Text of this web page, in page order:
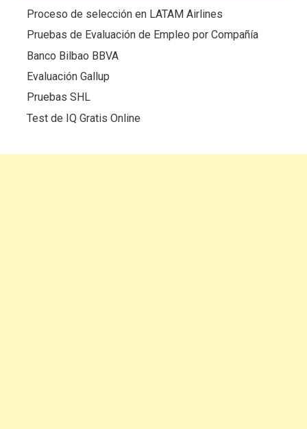
Proceso de selección en LATAM Airlines
Pruebas de Evaluación de Empleo por Compañía
Banco Bilbao BBVA
Evaluación Gallup
Pruebas SHL
Test de IQ Gratis Online